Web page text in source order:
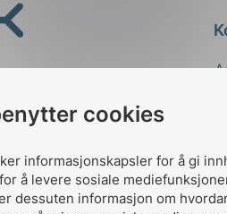
cookies
informasjonskapsler for å gi
å levere sosiale
dessuten informasjon om